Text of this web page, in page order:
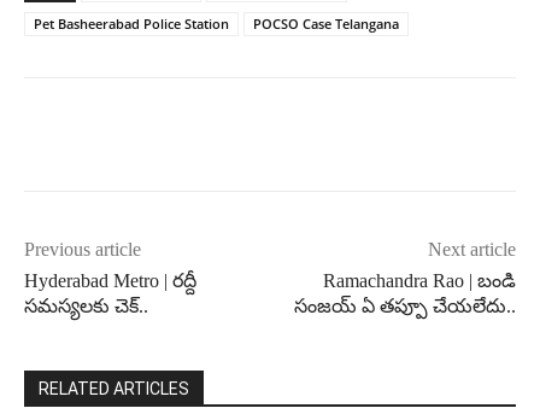
Pet Basheerabad Police Station POCSO Case Telangana
Previous article
Hyderabad Metro | రద్దీ
సమస్యలకు చెక్..
Next article
Ramachandra Rao | బండి
సంజయ్ ఏ తప్పూ చేయలేదు..
RELATED ARTICLES